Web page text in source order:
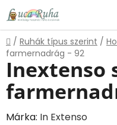
Ugrás
fő
tartalomhoz
Kezdőlap
/ Ruhák típus szerint /
farmernadrág - 92
Inextenso
Márka: In Extenso